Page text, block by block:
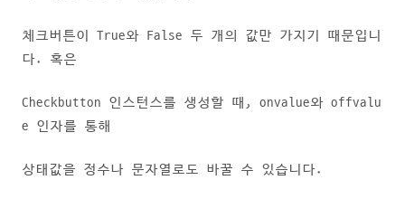
체크버튼이 True와 False 두 개의 값만 가지기 때문입니
다. 혹은
Checkbutton 인스턴스를 생성할 때, onvalue와 offvalu
e 인자를 통해
상태값을 정수나 문자열로도 바꿀 수 있습니다.